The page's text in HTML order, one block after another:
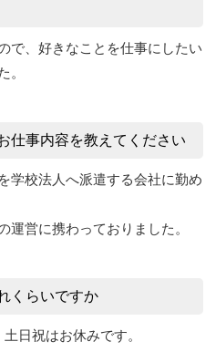
で、好きなことを仕事にしたい
。
仕事内容を教えてください
学校法人へ派遣する会社に勤め
運営に携わっておりました。
くらいですか
日祝はお休みです。